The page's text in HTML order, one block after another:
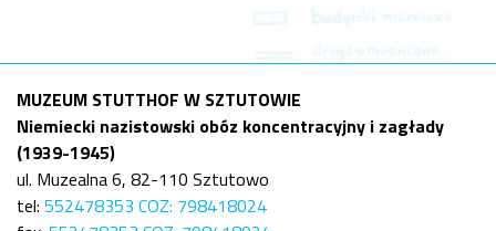
MUZEUM STUTTHOF W SZTUTOWIE
Niemiecki nazistowski obóz koncentracyjny i zagłady
(1939-1945)
ul. Muzealna 6, 82-110 Sztutowo
tel: 552478353 COZ: 798418024